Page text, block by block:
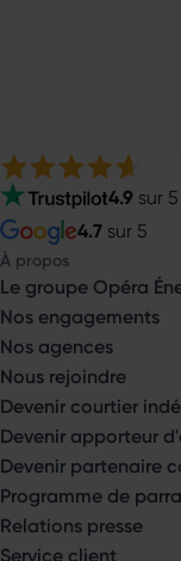
4.9 sur 5
4.7 sur 5
À propos
Le groupe Opéra
Nos engagements
Nos agences
Nous rejoindre
Devenir courtier
Devenir apporteur
Devenir partenaire
Programme de
Relations presse
Service client